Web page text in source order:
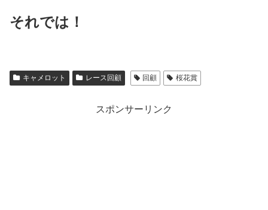
それでは！
キャメロット レース回顧 回顧 桜花賞
スポンサーリンク